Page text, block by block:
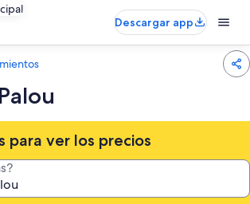
Descargar app
para ver los precios